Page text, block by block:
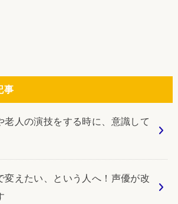
事
老人の演技をする時に、意識して
変えたい、という人へ！声優が改